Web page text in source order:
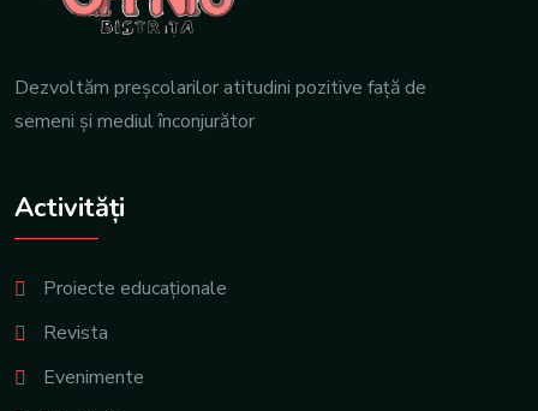
Dezvoltăm preşcolarilor atitudini pozitive față de
semeni şi mediul înconjurător
Activități
Proiecte educaționale
Revista
Evenimente